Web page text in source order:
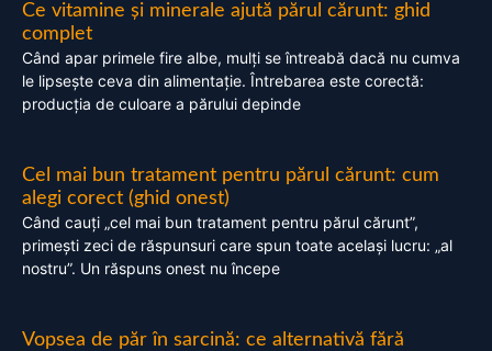
Ce vitamine și minerale ajută părul cărunt: ghid
complet
Când apar primele fire albe, mulți se întreabă dacă nu cumva
le lipsește ceva din alimentație. Întrebarea este corectă:
producția de culoare a părului depinde
Cel mai bun tratament pentru părul cărunt: cum
alegi corect (ghid onest)
Când cauți „cel mai bun tratament pentru părul cărunt”,
primești zeci de răspunsuri care spun toate același lucru: „al
nostru”. Un răspuns onest nu începe
Vopsea de păr în sarcină: ce alternativă fără